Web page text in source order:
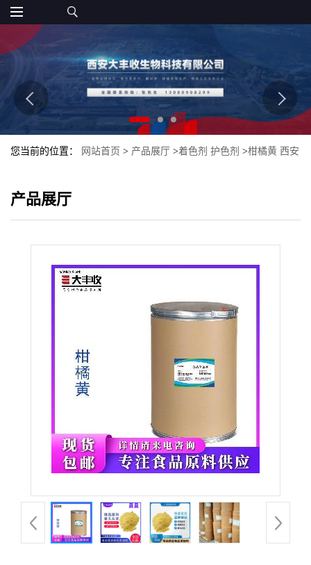
您当前的位置： 网站首页 > 产品展厅 >着色剂 护色剂 >柑橘黄 西安
产品展厅